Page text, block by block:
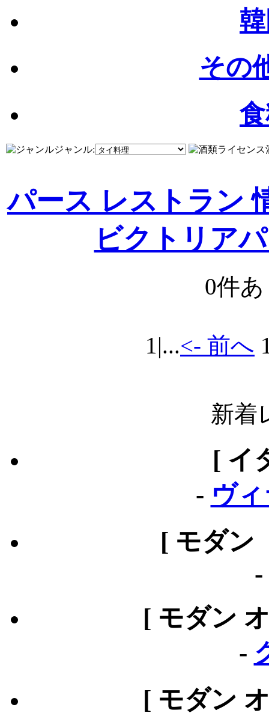
その
ジャンル:
パース レストラン
ビクトリア
0件
1|...<- 前へ
新着
[ イ
- ヴ
[ モダ
-
[ モダン
-
[ モダン